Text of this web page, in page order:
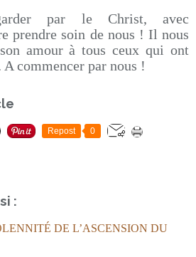
par le Christ, avec
prendre soin de nous ! Il nous
amour à tous ceux qui ont
A commencer par nous !
Repost 0
: